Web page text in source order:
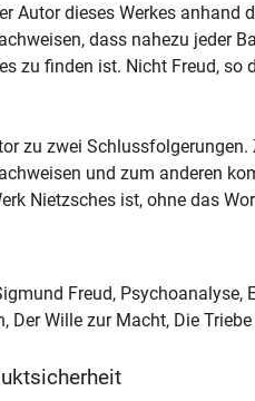
Autor dieses Werkes anhand
dass nahezu jeder
zu finden ist. Nicht Freud, so
zu zwei
und zum anderen
Nietzsches ist, ohne das
Freud, Psychoanalyse,
Der Wille zur Macht, Die Triebe